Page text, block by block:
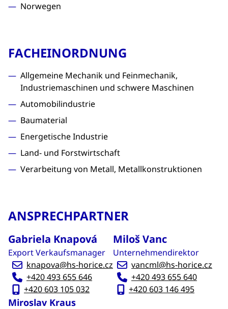
Norwegen
FACHEINORDNUNG
Allgemeine Mechanik und Feinmechanik,
Industriemaschinen und schwere Maschinen
Automobilindustrie
Baumaterial
Energetische Industrie
Land- und Forstwirtschaft
Verarbeitung von Metall, Metallkonstruktionen
ANSPRECHPARTNER
Gabriela Knapová
Export Verkaufsmanager
knapova@hs-horice.cz
+420 493 655 646
+420 603 105 032
Miloš Vanc
Unternehmendirektor
vancml@hs-horice.cz
+420 493 655 640
+420 603 146 495
Miroslav Kraus